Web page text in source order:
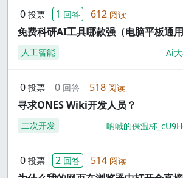
0 投票 1 回答 612 阅读
免费科研AI工具哪款强（电脑平板通
人工智能 Ai
0 投票 0 回答 518 阅读
寻求ONES Wiki开发人员？
二次开发 呐喊的保温杯
0 投票 2 回答 514 阅读